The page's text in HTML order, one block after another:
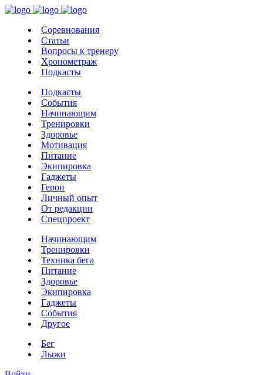
Соревнования
Статьи
Вопросы к тренеру
Хронометраж
Подкасты
Подкасты
События
Начинающим
Тренировки
Здоровье
Мотивация
Питание
Экипировка
Гаджеты
Герои
Личный опыт
От редакции
Спецпроект
Начинающим
Тренировки
Техника бега
Питание
Здоровье
Экипировка
Гаджеты
События
Другое
Бег
Лыжи